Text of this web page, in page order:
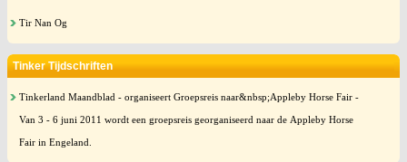
Tir Nan Og
Tinker Tijdschriften
Tinkerland Maandblad - organiseert Groepsreis naar&nbsp;Appleby Horse Fair -
Van 3 - 6 juni 2011 wordt een groepsreis georganiseerd naar de Appleby Horse
Fair in Engeland.